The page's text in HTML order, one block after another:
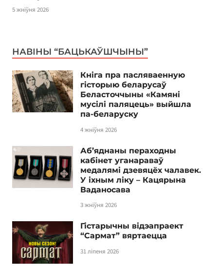
5 жніўня 2026
НАВІНЫ “БАЦЬКАЎШЧЫНЫ”
Кніга пра пасляваенную
гісторыю беларусаў
Беласточчыны «Камяні
мусілі паляцець» выйшла
па-беларуску
4 жніўня 2026
Аб’яднаны пераходны
кабінет уганараваў
медалямі дзевяцёх чалавек.
У іхным ліку – Кацярына
Ваданосава
3 жніўня 2026
Гістарычны відэапраект
“Сармат” вяртаецца
31 ліпеня 2026